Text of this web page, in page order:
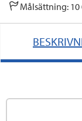
Målsättning: 10